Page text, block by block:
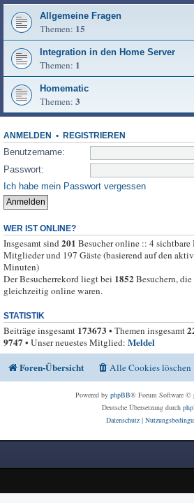
Allgemeine Fragen
Themen: 15
Integration in den Home Server
Themen: 1
Homematic
Themen: 3
ANMELDEN • REGISTRIEREN
Benutzername:
Passwort:
Ich habe mein Passwort vergessen
WER IST ONLINE?
Insgesamt sind201 Besucher online :: 4
Mitglieder und 197 Gäste (basierend auf den
Minuten)
Der Besucherrekord liegt bei 1852Besuchern,
gleichzeitig online waren.
STATISTIK
Beiträge insgesamt 173673 • Themen insgesamt
9747• Unser neuestes Mitglied: Meldel
Foren-Übersicht
Alle Cookies löschen
Powered by phpBB® Forum Software ©
Deutsche Übersetzung durch
Datenschutz|